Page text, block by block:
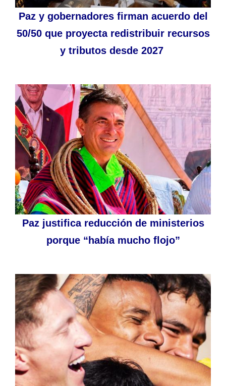
Paz y gobernadores firman acuerdo del
50/50 que proyecta redistribuir recursos
y tributos desde 2027
Paz justifica reducción de ministerios
porque “había mucho flojo”